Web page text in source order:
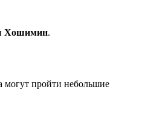
Хошимин.
могут пройти небольшие